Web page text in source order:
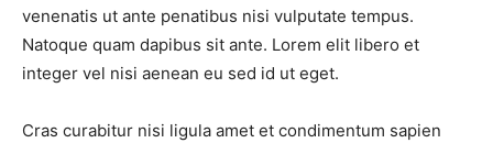
venenatis ut ante penatibus nisi vulputate tempus.
Natoque quam dapibus sit ante. Lorem elit libero et
integer vel nisi aenean eu sed id ut eget.
Cras curabitur nisi ligula amet et condimentum sapien